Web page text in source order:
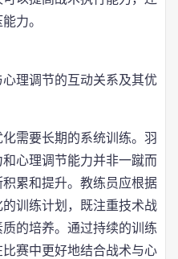
力。
需要长期的系统训练。羽
心理调节能力并非一蹴而
累和提升。教练员应根据
训练计划，既注重技术战
的培养。通过持续的训练
赛中更好地结合战术与心